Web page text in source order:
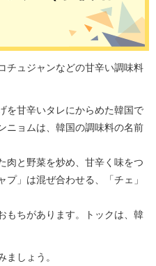
チュジャンなどの甘辛い調味料
を甘辛いタレにからめた韓国で
ニョムは、韓国の調味料の名前
肉と野菜を炒め、甘辛く味をつ
」は混ぜ合わせる、「チェ」
もちがあります。トックは、韓
ましょう。